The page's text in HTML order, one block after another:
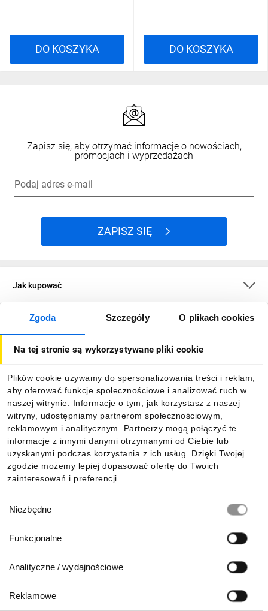
Zgoda Szczegóły O plikach cookies
Na tej stronie są wykorzystywane pliki cookie
Plików cookie używamy do spersonalizowania treści i reklam,
aby oferować funkcje społecznościowe i analizować ruch w
naszej witrynie. Informacje o tym, jak korzystasz z naszej
witryny, udostępniamy partnerom społecznościowym,
reklamowym i analitycznym. Partnerzy mogą połączyć te
informacje z innymi danymi otrzymanymi od Ciebie lub
uzyskanymi podczas korzystania z ich usług. Dzięki Twojej
zgodzie możemy lepiej dopasować ofertę do Twoich
zainteresowań i preferencji.
zgody
Niezbędne
Funkcjonalne
Analityczne / wydajnościowe
Reklamowe
DO KOSZYKA DO KOSZYKA
Zapisz się, aby otrzymać informacje o nowościach,
promocjach i wyprzedażach
Podaj adres e-mail
ZAPISZ SIĘ
Jak kupować
O firmie
Informacje
Pobierz naszą aplikację mobilną: